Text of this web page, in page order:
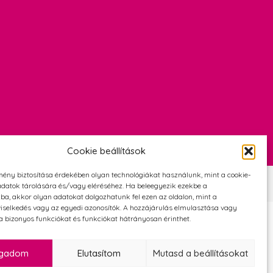
Cookie beállítások
biztosítása érdekében olyan technológiákat használunk, mint a cookie-
tárolására és/vagy eléréséhez. Ha beleegyezik ezekbe a
akkor olyan adatokat dolgozhatunk fel ezen az oldalon, mint a
vagy az egyedi azonosítók. A hozzájárulás elmulasztása vagy
bizonyos funkciókat és funkciókat hátrányosan érinthet.
Elutasítom Mutasd a beállításokat
FeltételekAdatvédelmi és cookie tájékoztató